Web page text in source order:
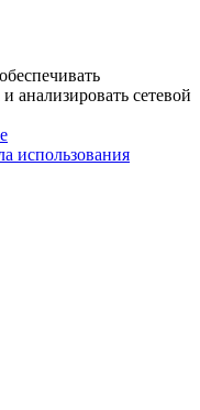
анализировать сетевой
использования